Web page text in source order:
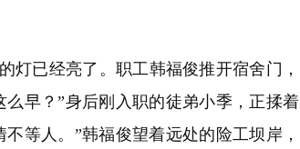
已经亮了。职工韩福俊推开宿舍门，
早？”身后刚入职的徒弟小季，正揉着
等人。”韩福俊望着远处的险工坝岸，